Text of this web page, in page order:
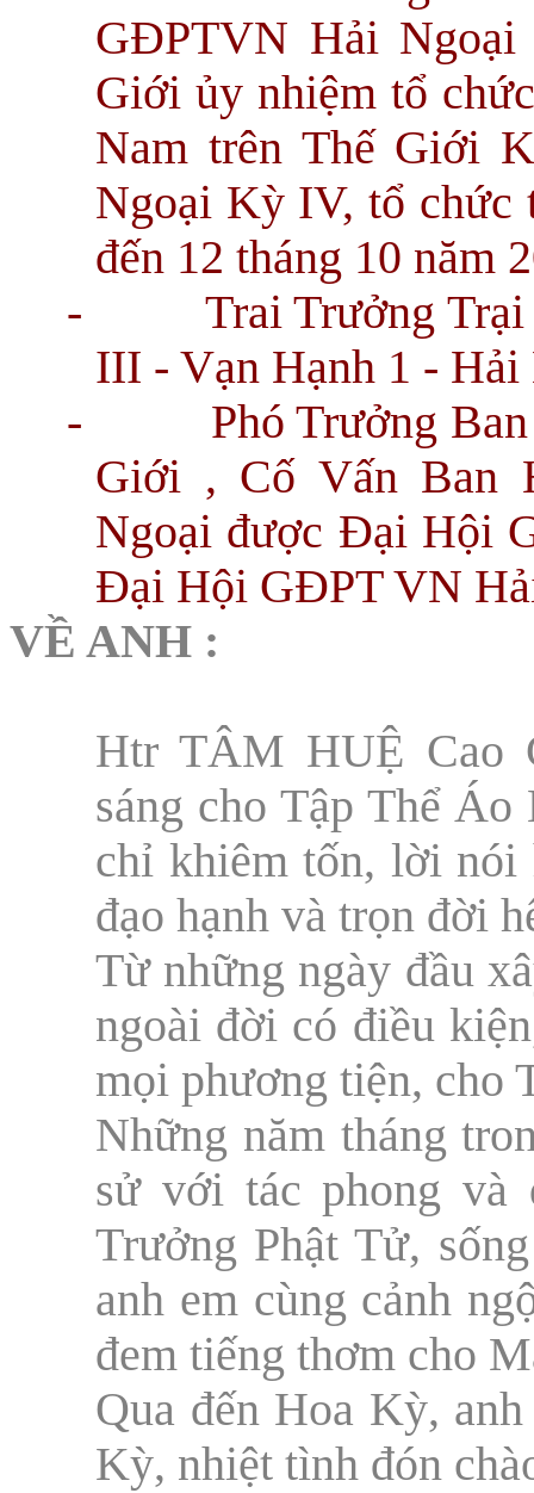
GĐPTVN Hải
Giới ủy nhiệm tổ
Nam trên Thế Giới
Ngoại Kỳ IV, tổ chức
đến 12 tháng 10 năm
-
Trai Trưởng
III - Vạn Hạnh 1 - Hải
-
Phó Trưởng
Giới , Cố Vấn Ban
Ngoại được Đại Hội
Đại Hội GĐPT VN
VỀ ANH :
Htr TÂM HUỆ Cao
sáng cho Tập Thể
chỉ khiêm tốn, lời nói
đạo hạnh và trọn đời
Từ những ngày đầu
ngoài đời có điều
mọi phương tiện, cho
Những năm tháng
sử với tác phong và
Trưởng Phật Tử,
anh em cùng cảnh
đem tiếng thơm cho
Qua đến Hoa Kỳ,
Kỳ, nhiệt tình đón